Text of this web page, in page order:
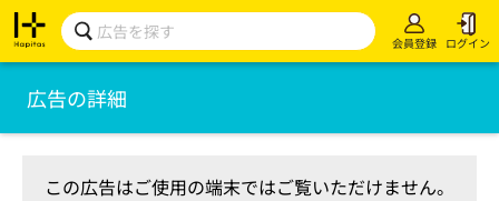
会員登録 ログイン
広告の詳細
この広告はご使用の端末ではご覧いただけません。